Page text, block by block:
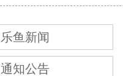
乐鱼新闻
通知公告